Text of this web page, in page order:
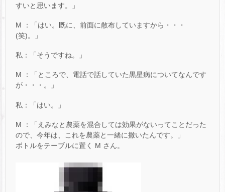
すいと思います。」
M ：「はい。既に、前面に散布していますから・・・
(笑)。」
私：「そうですね。」
M ：「ところで、電話で話していた黒星病についてなんです
が・・・。」
私：「はい。」
M ：「えみなと農薬を混合しては効果がないってことだった
ので、今年は、これを農薬と一緒に撒いたんです。」
ボトルをテーブルに置く M さん。